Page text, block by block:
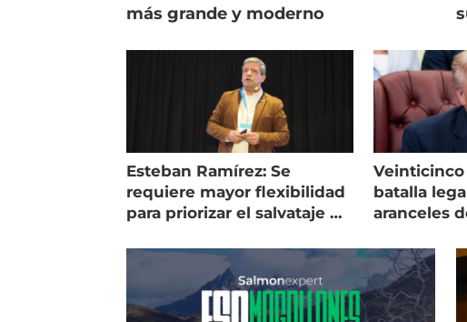
más grande y moderno
Esteban Ramírez: Se
requiere mayor flexibilidad
para priorizar el salvataje de
batalla
aranceles